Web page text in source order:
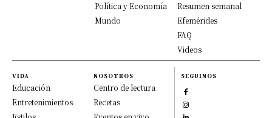
Política y Economía
Mundo
Resumen semanal
Efemérides
FAQ
Videos
VIDA
Educación
Entretenimientos
NOSOTROS
Centro de lectura
Recetas
SEGUINOS